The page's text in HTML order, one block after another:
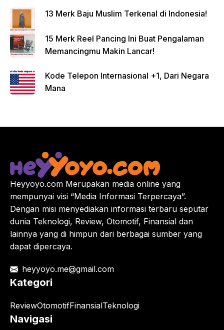
13 Merk Baju Muslim Terkenal di Indonesia!
15 Merk Reel Pancing Ini Buat Pengalaman
Memancingmu Makin Lancar!
Kode Telepon Internasional +1, Dari Negara
Mana
Heyyoyo.com Merupakan media online yang
mempunyai visi “Media Informasi Terpercaya”.
Dengan misi menyediakan informasi terbaru seputar
dunia Teknologi, Review, Otomotif, Finansial dan
lainnya yang di himpun dari berbagai sumber yang
dapat dipercaya.
heyyoyo.me@gmail.com
Kategori
ReviewOtomotifFinansialTeknologi
Navigasi